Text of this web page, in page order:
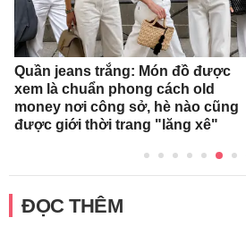
Quần jeans trắng: Món đồ được
xem là chuẩn phong cách old
money nơi công sở, hè nào cũng
được giới thời trang "lăng xê"
ĐỌC THÊM